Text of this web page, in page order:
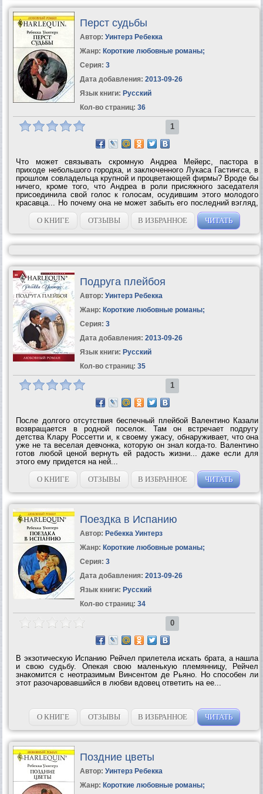
Перст судьбы
Автор: Уинтерз Ребекка
Жанр: Короткие любовные романы;
Серия: 3
Дата добавления: 2013-09-26
Язык книги: Русский
Кол-во страниц: 36
1
Что может связывать скромную Андреа Мейерс, пастора в
приходе небольшого городка, и заключенного Лукаса Гастингса, в
прошлом совладельца крупной и процветающей фирмы? Вроде бы
ничего, кроме того, что Андреа в роли присяжного заседателя
присоединила свой голос к голосам, осудившим этого молодого
красавца... Но почему она не может забыть его последний вэгляд,
почему ее сердце отказывается относиться к нему как к отпетому
негодяю? И что...
О КНИГЕ ОТЗЫВЫ В ИЗБРАННОЕ ЧИТАТЬ
Подруга плейбоя
Автор: Уинтерз Ребекка
Жанр: Короткие любовные романы;
Серия: 3
Дата добавления: 2013-09-26
Язык книги: Русский
Кол-во страниц: 35
1
После долгого отсутствия беспечный плейбой Валентино Казали
возвращается в родной поселок. Там он встречает подругу
детства Клару Россетти и, к своему ужасу, обнаруживает, что она
уже не та веселая девчонка, которую он знал когда-то. Валентино
готов любой ценой вернуть ей радость жизни... даже если для
этого ему придется на ней...
О КНИГЕ
ОТЗЫВЫ В ИЗБРАННОЕ ЧИТАТЬ
Поездка в Испанию
Автор: Ребекка Уинтерз
Жанр: Короткие любовные романы;
Серия: 3
Дата добавления: 2013-09-26
Язык книги: Русский
Кол-во страниц: 34
0
В экзотическую Испанию Рейчел прилетела искать брата, а нашла
и свою судьбу. Опекая свою маленькую племянницу, Рейчел
знакомится с неотразимым Винсентом де Рьяно. Но способен ли
этот разочаровавшийся в любви вдовец ответить на ее...
О КНИГЕ ОТЗЫВЫ В ИЗБРАННОЕ ЧИТАТЬ
Поздние цветы
Автор: Уинтерз Ребекка
Жанр: Короткие любовные романы;